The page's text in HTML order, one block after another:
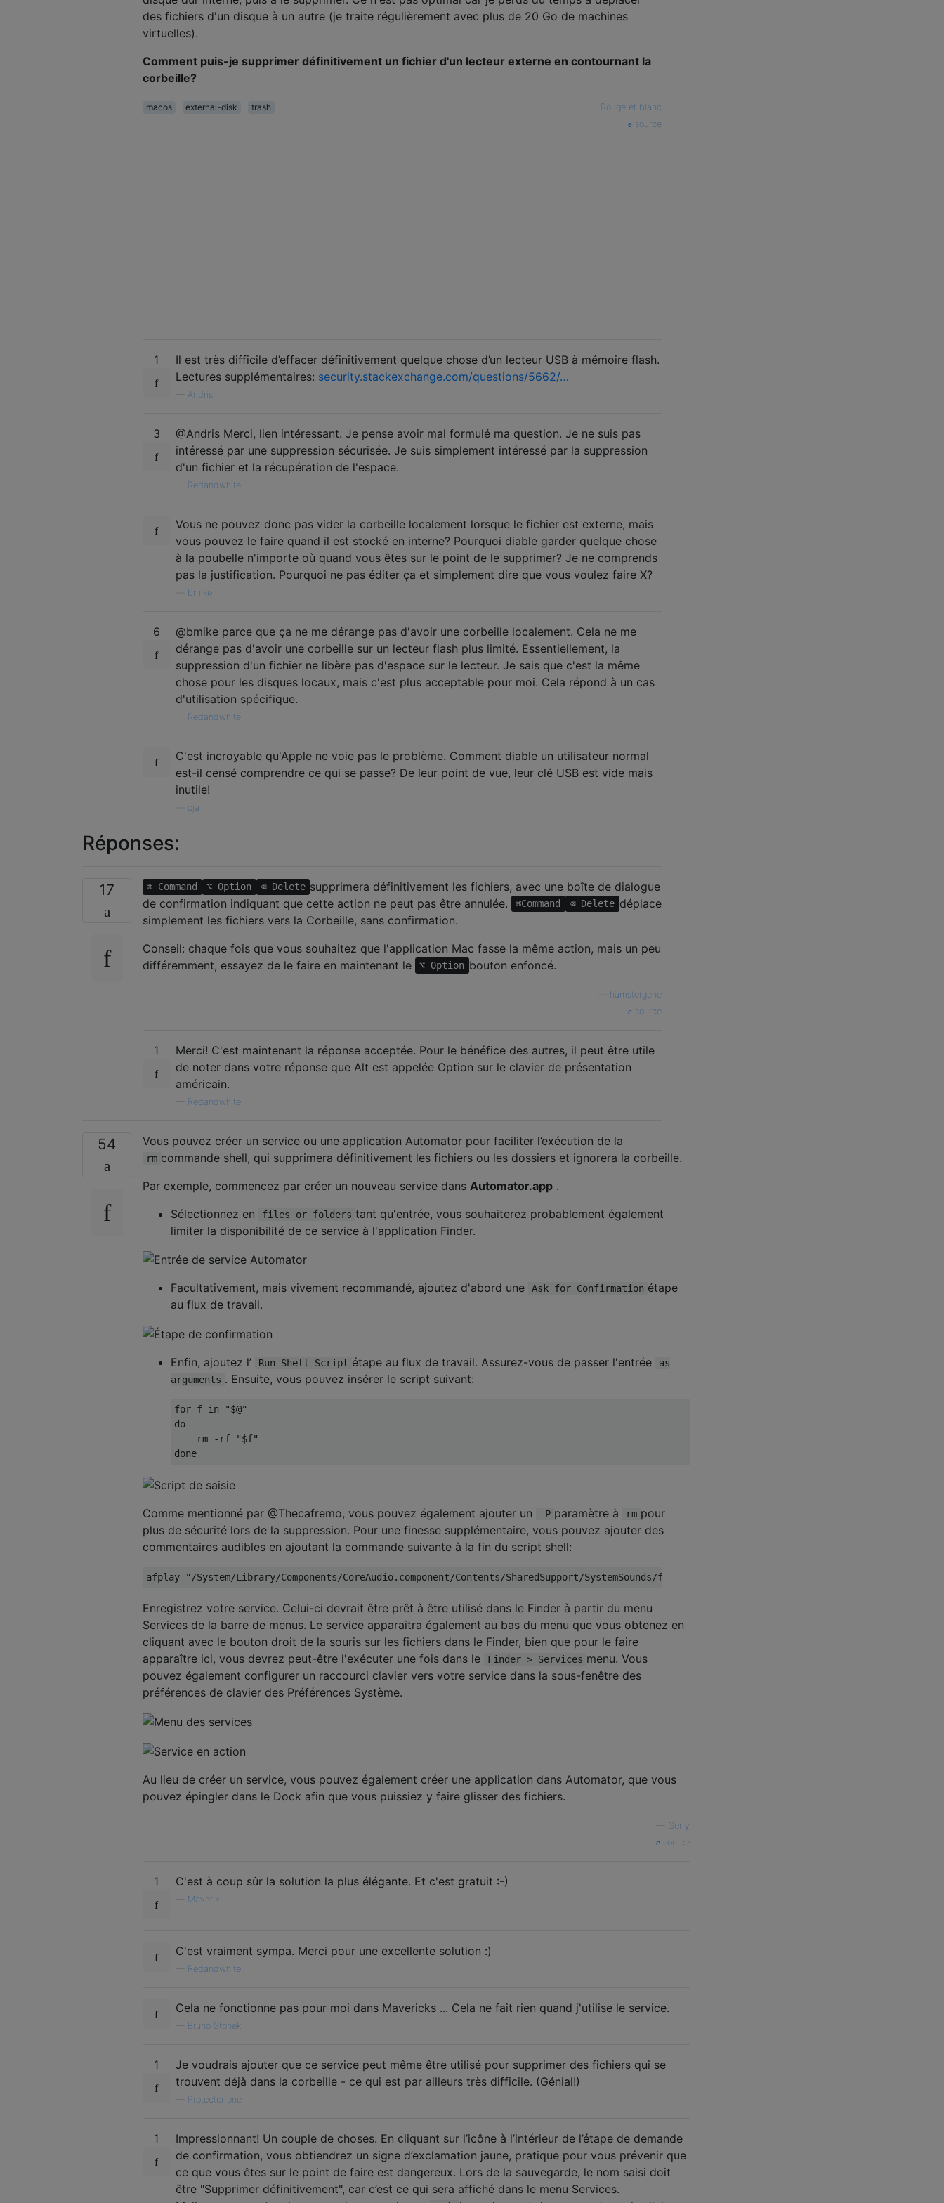
des fichiers d'un disque à un autre (je traite régulièrement avec plus de 20 Go de machines
virtuelles).
Comment puis-je supprimer définitivement un fichier d'un lecteur externe en contournant la
corbeille?
macos external-disk trash
Rouge et blanc
source
1
Il est très difficile d’effacer définitivement quelque chose d’un lecteur USB à mémoire flash.
Lectures supplémentaires: security.stackexchange.com/questions/5662/…
Andris
3
@Andris Merci, lien intéressant. Je pense avoir mal formulé ma question. Je ne suis pas
intéressé par une suppression sécurisée. Je suis simplement intéressé par la suppression
d'un fichier et la récupération de l'espace.
Redandwhite
Vous ne pouvez donc pas vider la corbeille localement lorsque le fichier est externe, mais
vous pouvez le faire quand il est stocké en interne? Pourquoi diable garder quelque chose
à la poubelle n'importe où quand vous êtes sur le point de le supprimer? Je ne comprends
pas la justification. Pourquoi ne pas éditer ça et simplement dire que vous voulez faire X?
bmike
6
@bmike parce que ça ne me dérange pas d'avoir une corbeille localement. Cela ne me
dérange pas d'avoir une corbeille sur un lecteur flash plus limité. Essentiellement, la
suppression d'un fichier ne libère pas d'espace sur le lecteur. Je sais que c'est la même
chose pour les disques locaux, mais c'est plus acceptable pour moi. Cela répond à un cas
d'utilisation spécifique.
Redandwhite
C'est incroyable qu'Apple ne voie pas le problème. Comment diable un utilisateur normal
est-il censé comprendre ce qui se passe? De leur point de vue, leur clé USB est vide mais
inutile!
cja
Réponses:
17 ⌘ Command ⌥ Option ⌫ Delete supprimera définitivement les fichiers, avec une boîte de dialogue
de confirmation indiquant que cette action ne peut pas être annulée.
⌘Command ⌫ Delete déplace
simplement les fichiers vers la Corbeille, sans confirmation.
Conseil: chaque fois que vous souhaitez que l'application Mac fasse la même action, mais un peu
différemment, essayez de le faire en maintenant le
⌥ Option bouton enfoncé.
hamstergene
source
1
Merci! C'est maintenant la réponse acceptée. Pour le bénéfice des autres, il peut être utile
de noter dans votre réponse que Alt est appelée Option sur le clavier de présentation
américain.
Redandwhite
54 Vous pouvez créer un service ou une application Automator pour faciliter l’exécution de la
rm commande shell, qui supprimera définitivement les fichiers ou les dossiers et ignorera la corbeille.
Par exemple, commencez par créer un nouveau service dans Automator.app .
Sélectionnez en
files or folders tant qu'entrée, vous souhaiterez probablement également
limiter la disponibilité de ce service à l'application Finder.
Facultativement, mais vivement recommandé, ajoutez d'abord une Ask for Confirmation étape
au flux de travail.
Enfin, ajoutez l’ Run Shell Script étape au flux de travail. Assurez-vous de passer l'entrée
as
arguments . Ensuite, vous pouvez insérer le script suivant:
for f in "$@"
do
    rm -rf "$f"
Comme mentionné par @Thecafremo, vous pouvez également ajouter un -P paramètre à rm pour
plus de sécurité lors de la suppression. Pour une finesse supplémentaire, vous pouvez ajouter des
commentaires audibles en ajoutant la commande suivante à la fin du script shell:
Enregistrez votre service. Celui-ci devrait être prêt à être utilisé dans le Finder à partir du menu
Services de la barre de menus. Le service apparaîtra également au bas du menu que vous obtenez en
cliquant avec le bouton droit de la souris sur les fichiers dans le Finder, bien que pour le faire
apparaître ici, vous devrez peut-être l'exécuter une fois dans le
Finder > Services menu. Vous
pouvez également configurer un raccourci clavier vers votre service dans la sous-fenêtre des
préférences de clavier des Préférences Système.
Au lieu de créer un service, vous pouvez également créer une application dans Automator, que vous
pouvez épingler dans le Dock afin que vous puissiez y faire glisser des fichiers.
Gerry
source
1 C'est à coup sûr la solution la plus élégante. Et c'est gratuit :-)
Maverik
C'est vraiment sympa. Merci pour une excellente solution :)
Redandwhite
Cela ne fonctionne pas pour moi dans Mavericks ... Cela ne fait rien quand j'utilise le service.
Bruno Stonek
1
Je voudrais ajouter que ce service peut même être utilisé pour supprimer des fichiers qui se
trouvent déjà dans la corbeille - ce qui est par ailleurs très difficile. (Génial!)
Protector one
1
Impressionnant! Un couple de choses. En cliquant sur l’icône à l’intérieur de l’étape de demande
de confirmation, vous obtiendrez un signe d’exclamation jaune, pratique pour vous prévenir que
ce que vous êtes sur le point de faire est dangereux. Lors de la sauvegarde, le nom saisi doit
être "Supprimer définitivement", car c’est ce qui sera affiché dans le menu Services.